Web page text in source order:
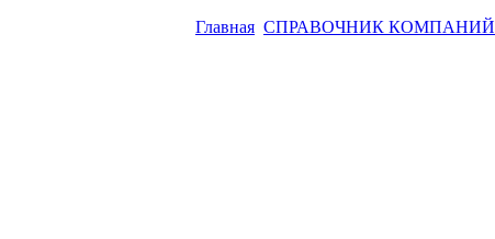
Главная СПРАВОЧНИК КОМПАНИЙ